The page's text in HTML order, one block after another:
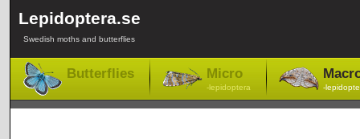
Lepidoptera.se
Swedish moths and butterflies
Butterflies Micro
-lepidoptera -